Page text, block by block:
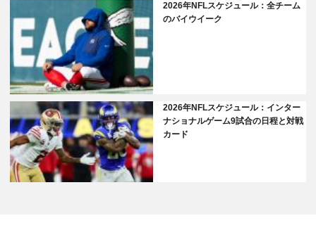
2026年NFLスケジュール：全チーム
のバイウイーク
2026年NFLスケジュール：インター
ナショナルゲーム9試合の日程と対戦
カード